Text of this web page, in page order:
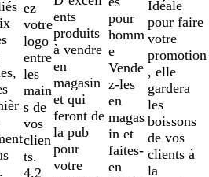
ez
votre
logo
entre
les
main
s de
vos
clien
ts.
4.2
ents
produits
à vendre
en
magasin
et qui
feront de
la pub
pour
votre
c
m
a
r
i
n
e
r
o
i
pour
homm
e
Vende
z-les
en
magas
in et
faites-
en
Idéale
pour faire
votre
promotion
, elle
gardera
les
boissons
de vos
clients à
la